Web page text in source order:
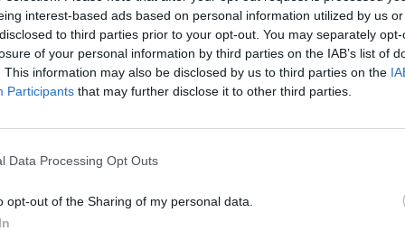
interest-based ads based on personal information utilized by us
to third parties prior to your opt-out. You may separately
of your personal information by third parties on the IAB’s list of
This information may also be disclosed by us to third parties on the
Participants that may further disclose it to other third parties.
Data Processing Opt Outs
opt-out of the Sharing of my personal data.
hogy július 1-jével indítja el szolgáltatását,
nemzetközi repülőtérre.
Ferenc repülőtér, ma a DriveNow is bejelentette, hogy a
A DriveNow július 1-jével indítja el szolgáltatását, mellyel
Ezzel Budapest csatlakozik...